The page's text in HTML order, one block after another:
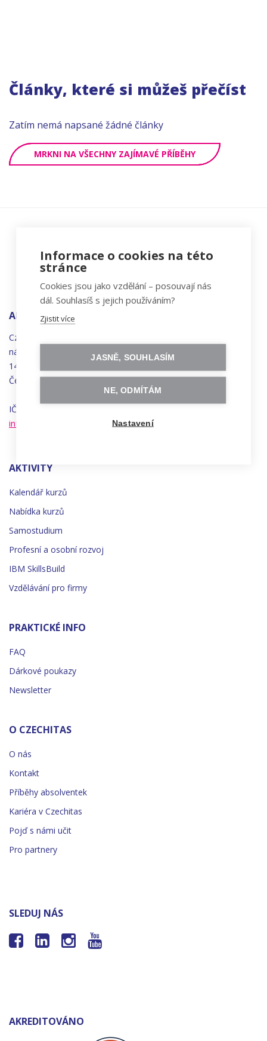
Články, které si můžeš přečíst
Zatím nemá napsané žádné články
MRKNI NA VŠECHNY ZAJÍMAVÉ PŘÍBĚHY
ADRESA
Czechitas, z.ú.
náměstí
Synků 1748/17
140 00 Praha 4 - Nusle
Česká republika
IČO 22834958 | DIČ CZ22834958
info@czechitas.cz
AKTIVITY
Kalendář kurzů
Nabídka kurzů
Samostudium
Profesní a osobní rozvoj
IBM SkillsBuild
Vzdělávání pro firmy
PRAKTICKÉ INFO
FAQ
Dárkové poukazy
Newsletter
O CZECHITAS
O nás
Kontakt
Příběhy absolventek
Kariéra v Czechitas
Pojď s námi učit
Pro partnery
SLEDUJ NÁS
   
AKREDITOVÁNO
Informace o cookies na této
stránce
Cookies jsou jako vzdělání – posouvají nás
dál. Souhlasíš s jejich používáním?
Zjistit více
JASNĚ, SOUHLASÍM
NE, ODMÍTÁM
Nastavení